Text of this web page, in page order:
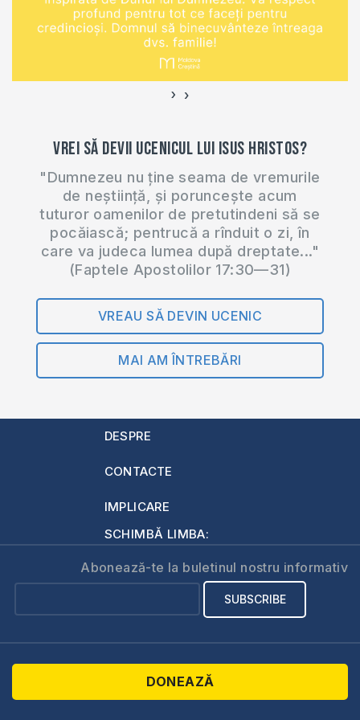
lui Hristos, cum
darul de cuvânt e
‹ ›
Vrei să devii ucenicul lui Isus Hristos?
"Dumnezeu nu ține seama de vremurile
de neștiință, și poruncește acum
tuturor oamenilor de pretutindeni să se
pocăiască; pentrucă a rînduit o zi, în
care va judeca lumea după dreptate..."
(Faptele Apostolilor 17:30—31)
VREAU SĂ DEVIN UCENIC
MAI AM ÎNTREBĂRI
DESPRE
CONTACTE
IMPLICARE
SCHIMBĂ LIMBA:
Abonează-te la buletinul nostru informativ
DONEAZĂ